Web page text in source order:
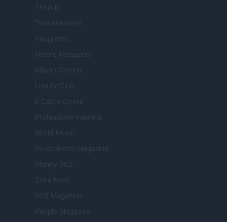
Think.it
Tuobenessere
Viaggiamo
Nonne Magazine
Milano Cortina
Luxury Club
Il Calcio Online
Professione mamma
World Music
Investimenti Magazine
Money 365
Zona Nerd
B2B Magazine
People Magazine